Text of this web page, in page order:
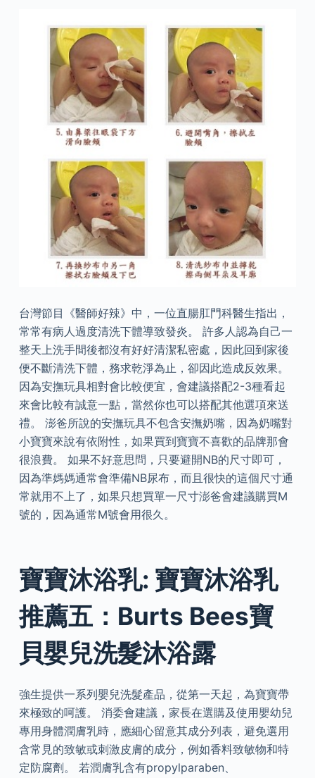
台灣節目《醫師好辣》中，一位直腸肛門科醫生指出，
常常有病人過度清洗下體導致發炎。 許多人認為自己一
整天上洗手間後都沒有好好清潔私密處，因此回到家後
便不斷清洗下體，務求乾淨為止，卻因此造成反效果。
因為安撫玩具相對會比較便宜，會建議搭配2-3種看起
來會比較有誠意一點，當然你也可以搭配其他選項來送
禮。 澎爸所說的安撫玩具不包含安撫奶嘴，因為奶嘴對
小寶寶來說有依附性，如果買到寶寶不喜歡的品牌那會
很浪費。 如果不好意思問，只要避開NB的尺寸即可，
因為準媽媽通常會準備NB尿布，而且很快的這個尺寸通
常就用不上了，如果只想買單一尺寸澎爸會建議購買M
號的，因為通常M號會用很久。
寶寶沐浴乳: 寶寶沐浴乳
推薦五：Burts Bees寶
貝嬰兒洗髮沐浴露
強生提供一系列嬰兒洗髮產品，從第一天起，為寶寶帶
來極致的呵護。 消委會建議，家長在選購及使用嬰幼兒
專用身體潤膚乳時，應細心留意其成分列表，避免選用
含常見的致敏或刺激皮膚的成分，例如香料致敏物和特
定防腐劑。 若潤膚乳含有propylparaben、